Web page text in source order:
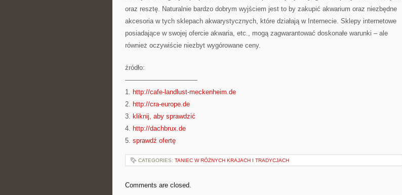
oraz resztę. Naturalnie bardzo dobrym wyjściem jest to by zakupić akwarium oraz niezbędne
akcesoria w tych sklepach akwarystycznych, które działają w Internecie. Sklepy internetowe
posiadające w swojej ofercie akwaria, etc., mogą zagwarantować doskonałe warunki – ale
również oczywiście niezbyt wygórowane ceny.
źródło:
———————————
1. http://cafe-landlust-meckenheim.de
2. http://cra-europe.de
3. kliknij, aby sprawdzić
4. http://dachbrux.de
5. sprawdź ofertę
CATEGORIES: TANIEC W RÓŻNYCH KRAJACH I TRADYCJACH
Comments are closed.